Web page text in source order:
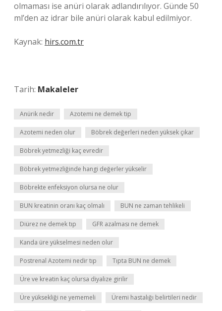
olmaması ise anüri olarak adlandırılıyor. Günde 50
ml’den az idrar bile anüri olarak kabul edilmiyor.
Kaynak: hirs.com.tr
Tarih: Makaleler
Anürik nedir Azotemi ne demek tip
Azotemi neden olur Böbrek değerleri neden yüksek çıkar
Böbrek yetmezliği kaç evredir
Böbrek yetmezliğinde hangi değerler yükselir
Böbrekte enfeksiyon olursa ne olur
BUN kreatinin oranı kaç olmalı BUN ne zaman tehlikeli
Diürez ne demek tıp GFR azalması ne demek
Kanda üre yükselmesi neden olur
Postrenal Azotemi nedir tıp Tıpta BUN ne demek
Üre ve kreatin kaç olursa diyalize girilir
Üre yüksekliği ne yememeli Üremi hastalığı belirtileri nedir